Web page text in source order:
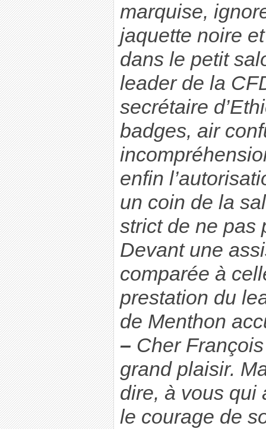
marquise,
jaquette noire
dans le petit
leader de la
secrétaire
badges, air
enfin
un coin de la
strict de ne pas
Devant une
comparée à
prestation du
de Menthon
– Cher
grand plaisir.
dire, à vous qui
le courage de